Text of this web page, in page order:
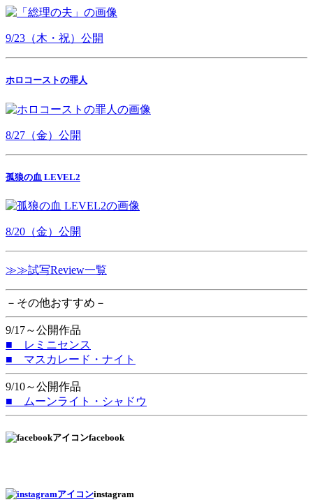
9/23（木・祝）公開
ホロコーストの罪人
8/27（金）公開
孤狼の血 LEVEL2
8/20（金）公開
≫≫試写Review一覧
－その他おすすめ－
9/17～公開作品
■ レミニセンス
■ マスカレード・ナイト
9/10～公開作品
■ ムーンライト・シャドウ
facebook
instagram